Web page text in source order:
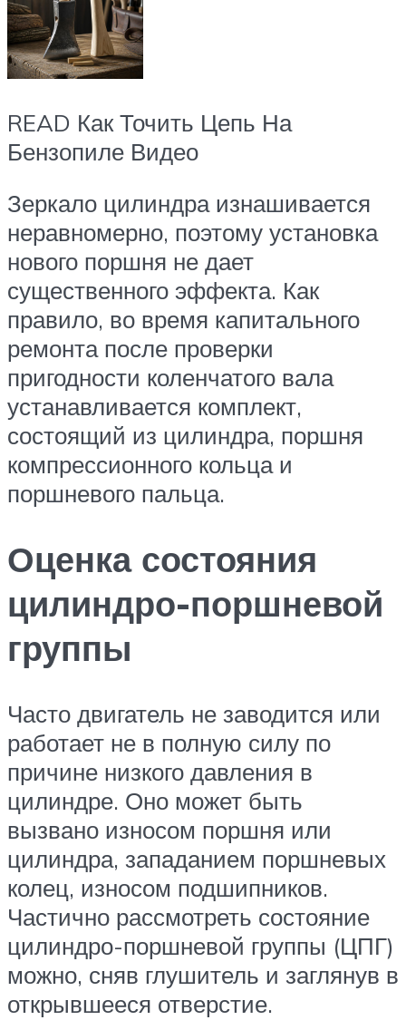
READ Как Точить Цепь На
Бензопиле Видео
Зеркало цилиндра изнашивается
неравномерно, поэтому установка
нового поршня не дает
существенного эффекта. Как
правило, во время капитального
ремонта после проверки
пригодности коленчатого вала
устанавливается комплект,
состоящий из цилиндра, поршня
компрессионного кольца и
поршневого пальца.
Оценка состояния
цилиндро-поршневой
группы
Часто двигатель не заводится или
работает не в полную силу по
причине низкого давления в
цилиндре. Оно может быть
вызвано износом поршня или
цилиндра, западанием поршневых
колец, износом подшипников.
Частично рассмотреть состояние
цилиндро-поршневой группы (ЦПГ)
можно, сняв глушитель и заглянув в
открывшееся отверстие.